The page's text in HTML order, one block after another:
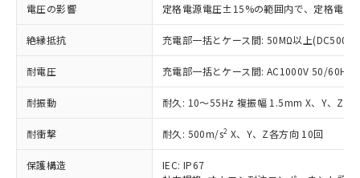
電圧の影響 定格電源電圧±15%の範囲内で、定格電
絶縁抵抗 充電部一括とケース間: 50MΩ以上(DC500V
耐電圧 充電部一括とケース間: AC1000V 50/60Hz
耐振動 耐久: 10～55Hz 複振幅 1.5mm X、Y、Z各
耐衝撃 耐久: 500m/s2 X、Y、Z各方向 10回
保護構造
IEC: IP67
ことをご了承ください。
在庫状況および標準価格照会結果は、
記載している更新日時点での社内デー
タに基づき作成されるものであり、閲
覧された時点での実際の在庫および標
了承ください。
正式な納期状況および標準価格はお客
様のお取引先、またはお客様担当のオ
ムロン制御機器販売店・当社販売員に
むを得ず変更することがあります。
鉛(Pb) 1000ppm以下、 水銀(Hg) 1000ppm以下、 カド
ミウム(Cd) 100ppm以下、
六価クロム(Cr(Ⅵ)) 1000ppm以下、ポリ臭化ビフェニル
類(PBB) 1000ppm以下、ポリ臭化ジフェニルエーテル類
ルベンジル（BBP） 1000ppm以下、フタル酸ジブチル
（DBP） 1000ppm以下、フタル酸ジイソブチル
(DIBP) 1000ppm以下
但し、RoHS指令で産業用監視および制御機器に対する
「－」：未確認です。当社販売部門へお問
い合わせください。
*中国RoHS10物質の基準値 (GB/T26572)：
Pb(鉛) :1000ppm、 Hg(水銀) : 1000ppm、 Cd(カドミウ
Cr(Ⅵ)(六価クロム) : 1000ppm、 PBBs(ポリ臭化ビフェ
DBP(フタル酸ジブチル) : 1000ppm、 DIBP(フタル酸ジ
イソブチル) : 1000ppm、 BBP(フタル酸ブチルベンジ
ル) : 1000ppm、
DEHP(フタル酸ビス(2-エチルヘキシル)) : 1000ppm
当社は、これら貴社製品のうち、外国
為替および外国貿易法に定める商品
（以下｢規制貨物等」という）を輸出
または国外への提供する場合は、日本
国政府の輸出許可(または役務取引許
可)を取得するなどの必要な手続きを
当社は規制貨物を破棄する場合は、完
全に破砕するなど、違法に輸出されな
当社は貴社製品を、核兵器、ミサイ
一定数以上の在庫あり
一定数には満たないが在庫あり